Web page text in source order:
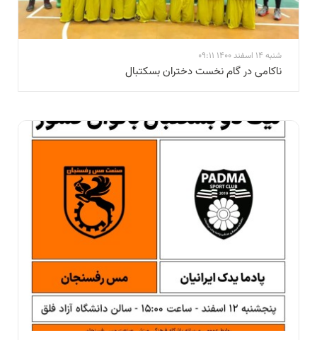
شنبه 14 اسفند 1400 09:11
ناكامی در گام نخست دختران بسكتبال